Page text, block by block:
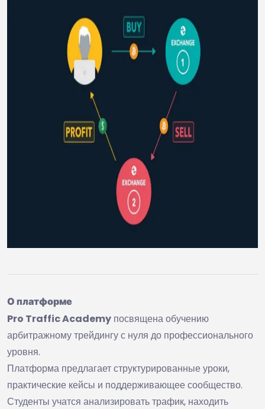
О платформе
Pro Traffic Academy посвящена обучению
арбитражному трейдингу с нуля до профессионального
уровня.
Платформа предлагает структурированные уроки,
практические кейсы и поддерживающее сообщество.
Студенты учатся анализировать трафик, находить